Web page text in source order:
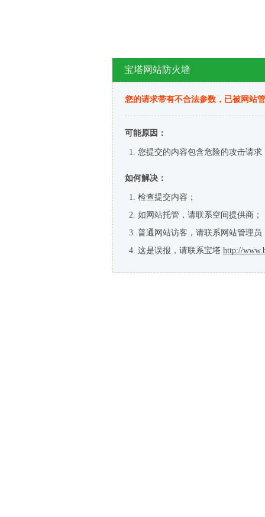
宝塔网站防火墙
您的请求带有不合法参数，已被网站
可能原因：
您提交的内容包含危险的攻击请求
如何解决：
检查提交内容；
如网站托管，请联系空间提供商；
普通网站访客，请联系网站管理员
这是误报，请联系宝塔 http://